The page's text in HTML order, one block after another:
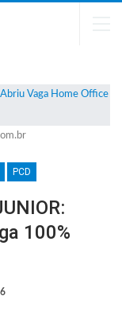
PCD
100%